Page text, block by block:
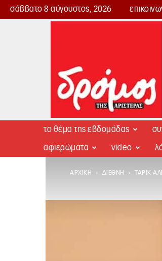
σάββατο 8 αύγουστος, 2026
Δρόμος
το θέμα της εβδομάδας
αφιερώματα video
ΑΡΧΙΚΉ ΔΙΕΘΝΉ ΤΑΡΊΚ